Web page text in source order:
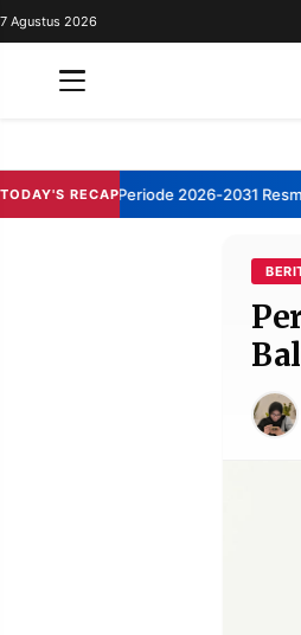
REDAKSI
7 Agustus 2026
TODAY'S RECAPPeriode 2026-2031 Resmi